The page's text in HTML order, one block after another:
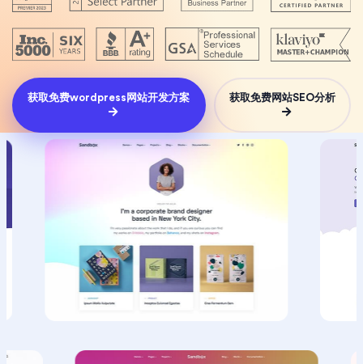
获取免费wordpress网站开发方案 获取免费网站SEO分析